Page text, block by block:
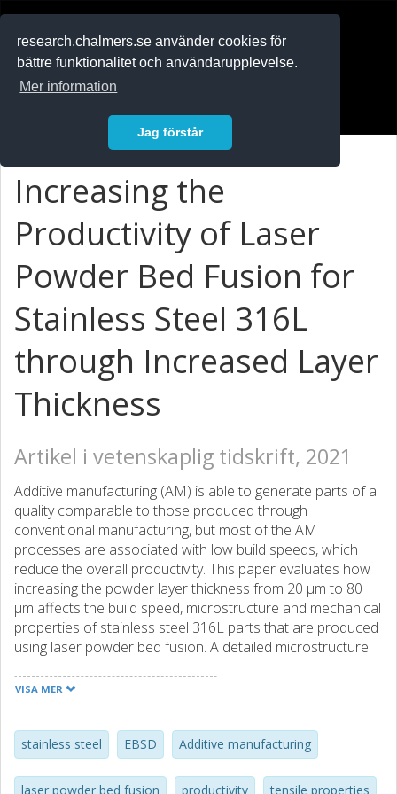
research.chalmers.se använder cookies för
bättre funktionalitet och användarupplevelse.
Mer information
Jag förstår
Increasing the
Productivity of Laser
Powder Bed Fusion for
Stainless Steel 316L
through Increased Layer
Thickness
Artikel i vetenskaplig tidskrift, 2021
Additive manufacturing (AM) is able to generate parts of a
quality comparable to those produced through
conventional manufacturing, but most of the AM
processes are associated with low build speeds, which
reduce the overall productivity. This paper evaluates how
increasing the powder layer thickness from 20 µm to 80
µm affects the build speed, microstructure and mechanical
properties of stainless steel 316L parts that are produced
using laser powder bed fusion. A detailed microstructure
microscopy, electron backscatter diffraction, and x-ray
faster with tensile strengths comparable to those obtained
using standard process parameters. In either case,
nominal relative density of > 99.9% is obtained but with the
VISA MER
stainless steel EBSD Additive manufacturing
laser powder bed fusion productivity tensile properties